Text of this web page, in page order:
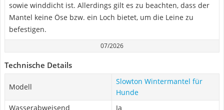
sowie winddicht ist. Allerdings gilt es zu beachten, dass der
Mantel keine Öse bzw. ein Loch bietet, um die Leine zu
befestigen.
07/2026
Technische Details
Modell
Slowton Wintermantel für
Hunde
Wasserabweisend
Ja